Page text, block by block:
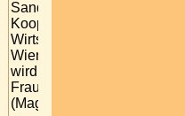
Sandra Frauenberger in
Kooperation mit der
Wirtschaftskammer Wien
Wiener Stadtschulrat.
wird der Töchtertag von der
Frauenabteilung der Stadt
(Magistratsabteilung 57).